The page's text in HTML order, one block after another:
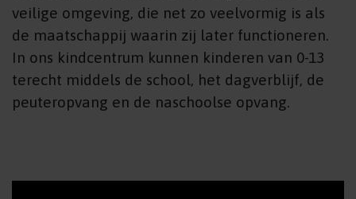
veilige omgeving, die net zo veelvormig is als
de maatschappij waarin zij later functioneren.
In ons kindcentrum kunnen kinderen van 0-13
terecht middels de school, het dagverblijf, de
peuteropvang en de naschoolse opvang.